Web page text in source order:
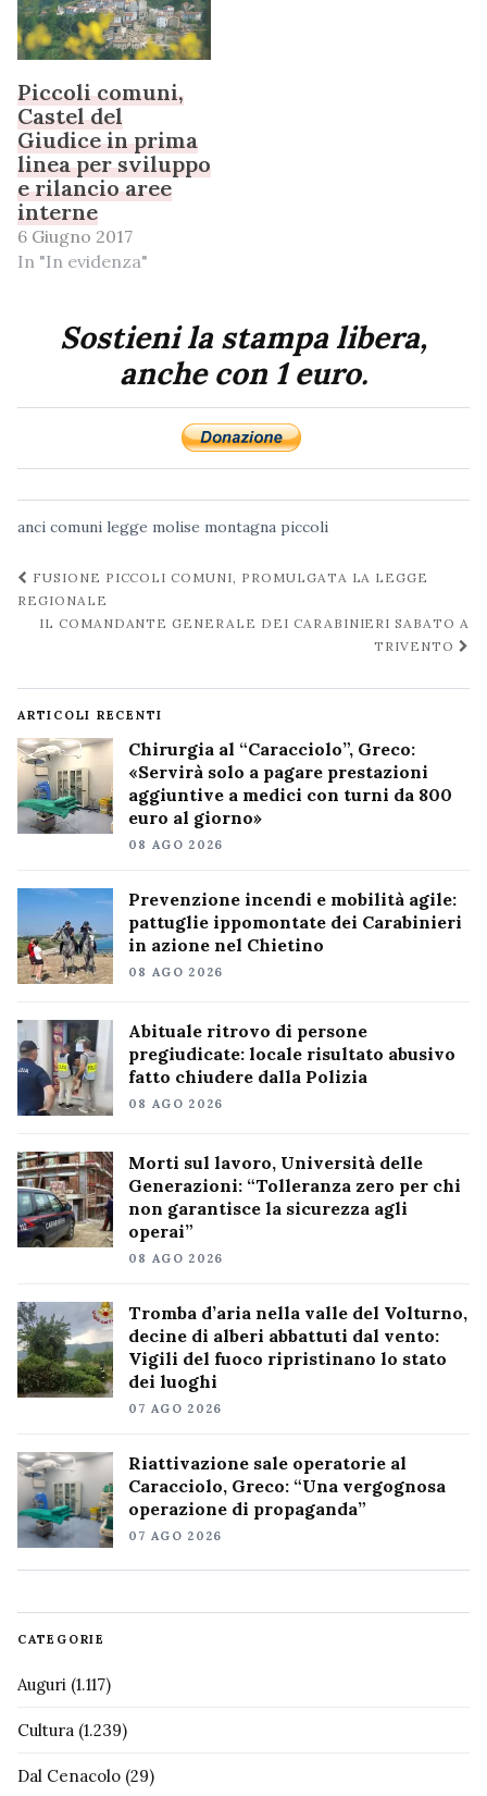
Piccoli comuni,
Castel del
Giudice in prima
linea per sviluppo
e rilancio aree
interne
6 Giugno 2017
In "In evidenza"
Sostieni la stampa libera,
anche con 1 euro.
anci comuni legge molise montagna piccoli
Navigazione
post
FUSIONE PICCOLI COMUNI, PROMULGATA LA LEGGE
REGIONALE
IL COMANDANTE GENERALE DEI CARABINIERI SABATO A
TRIVENTO
ARTICOLI RECENTI
Chirurgia al “Caracciolo”, Greco:
«Servirà solo a pagare prestazioni
aggiuntive a medici con turni da 800
euro al giorno»
08 AGO 2026
Prevenzione incendi e mobilità agile:
pattuglie ippomontate dei Carabinieri
in azione nel Chietino
08 AGO 2026
Abituale ritrovo di persone
pregiudicate: locale risultato abusivo
fatto chiudere dalla Polizia
08 AGO 2026
Morti sul lavoro, Università delle
Generazioni: “Tolleranza zero per chi
non garantisce la sicurezza agli
operai”
08 AGO 2026
Tromba d’aria nella valle del Volturno,
decine di alberi abbattuti dal vento:
Vigili del fuoco ripristinano lo stato
dei luoghi
07 AGO 2026
Riattivazione sale operatorie al
Caracciolo, Greco: “Una vergognosa
operazione di propaganda”
07 AGO 2026
CATEGORIE
Auguri (1.117)
Cultura (1.239)
Dal Cenacolo (29)